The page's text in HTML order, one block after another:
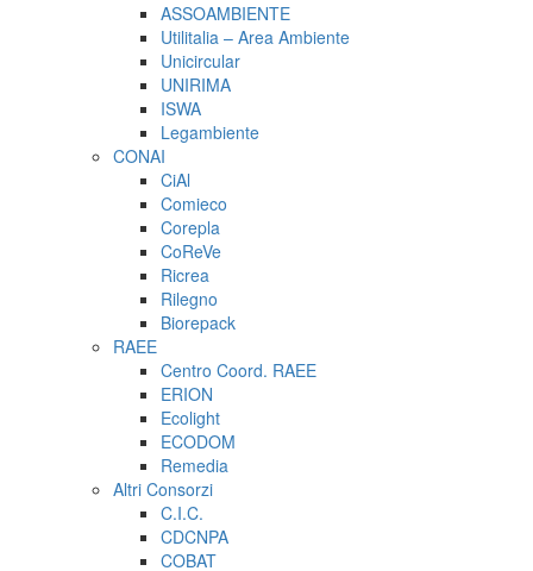
ASSOAMBIENTE
Utilitalia – Area Ambiente
Unicircular
UNIRIMA
ISWA
Legambiente
CONAI
CiAl
Comieco
Corepla
CoReVe
Ricrea
Rilegno
Biorepack
RAEE
Centro Coord. RAEE
ERION
Ecolight
ECODOM
Remedia
Altri Consorzi
C.I.C.
CDCNPA
COBAT